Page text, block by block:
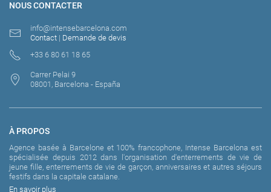
NOUS CONTACTER
info@intensebarcelona.com
Contact | Demande de devis
+33 6 80 61 18 65
Carrer Pelai 9
08001, Barcelona - España
À PROPOS
Agence basée à Barcelone et 100% francophone, Intense Barcelona est
spécialisée depuis 2012 dans l'organisation d'enterrements de vie de
jeune fille, enterrements de vie de garçon, anniversaires et autres séjours
festifs dans la capitale catalane.
En savoir plus